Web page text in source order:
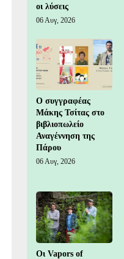
οι λύσεις
06 Αυγ, 2026
Ο συγγραφέας
Μάκης Τσίτας στο
βιβλιοπωλείο
Αναγέννηση της
Πάρου
06 Αυγ, 2026
Οι Vapors of